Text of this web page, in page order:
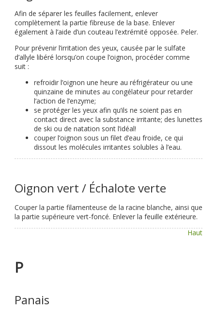
Afin de séparer les feuilles facilement, enlever
complètement la partie fibreuse de la base. Enlever
également à l’aide d’un couteau l’extrémité opposée. Peler.
Pour prévenir l’irritation des yeux, causée par le sulfate
d’allyle libéré lorsqu’on coupe l’oignon, procéder comme
suit :
refroidir l’oignon une heure au réfrigérateur ou une
quinzaine de minutes au congélateur pour retarder
l’action de l’enzyme;
se protéger les yeux afin qu’ils ne soient pas en
contact direct avec la substance irritante; des lunettes
de ski ou de natation sont l’idéal!
couper l’oignon sous un filet d’eau froide, ce qui
dissout les molécules irritantes solubles à l’eau.
Oignon vert / Échalote verte
Couper la partie filamenteuse de la racine blanche, ainsi que
la partie supérieure vert-foncé. Enlever la feuille extérieure.
Haut
P
Panais